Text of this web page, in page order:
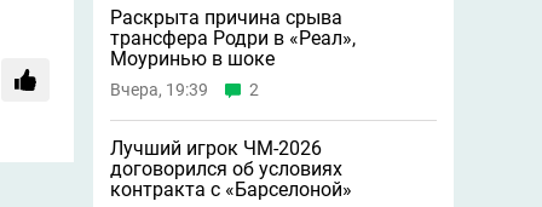
Раскрыта причина срыва
трансфера Родри в «Реал»,
Моуринью в шоке
Вчера, 19:39 2
Лучший игрок ЧМ-2026
договорился об условиях
контракта с «Барселоной»